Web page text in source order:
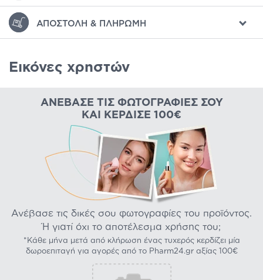
ΑΠΟΣΤΟΛΉ & ΠΛΗΡΩΜΉ
Εικόνες χρηστών
ΑΝΈΒΑΣΕ ΤΙΣ ΦΩΤΟΓΡΑΦΊΕΣ ΣΟΥ
ΚΑΙ ΚΈΡΔΙΣΕ 100€
Ανέβασε τις δικές σου φωτογραφίες του προϊόντος.
Ή γιατί όχι το αποτέλεσμα χρήσης του;
*Κάθε μήνα μετά από κλήρωση ένας τυχερός κερδίζει μία
δωροεπιταγή για αγορές από το Pharm24.gr αξίας 100€